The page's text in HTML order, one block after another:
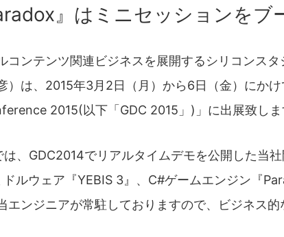
』はミニセッションをブ
ンテンツ関連ビジネスを展開するシリコンスタ
）は、2015年3月2日（月）から6日（金）にか
2015(以下「GDC 2015」)」に出展致しま
、GDC2014でリアルタイムデモを公開した当
ルウェア『YEBIS 3』、C#ゲームエンジン『
エンジニアが常駐しておりますので、ビジネス